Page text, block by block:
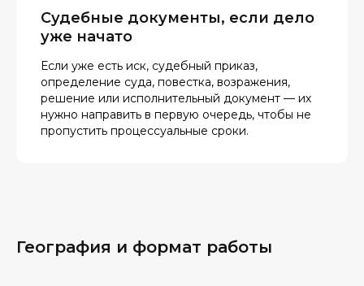
Судебные документы, если дело
уже начато
Если уже есть иск, судебный приказ,
определение суда, повестка, возражения,
решение или исполнительный документ — их
нужно направить в первую очередь, чтобы не
пропустить процессуальные сроки.
География и формат работы